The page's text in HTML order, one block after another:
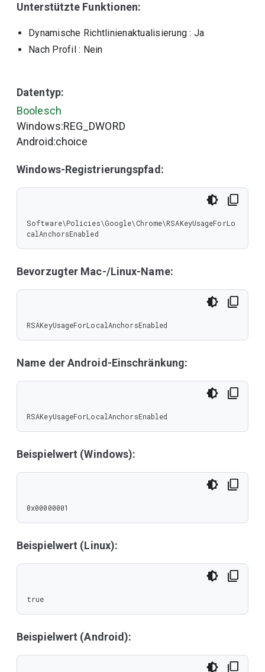
Unterstützte Funktionen:
Dynamische Richtlinienaktualisierung : Ja
Nach Profil : Nein
Datentyp:
Boolesch
Windows:REG_DWORD
Android:choice
Windows-Registrierungspfad:
Software\Policies\Google\Chrome\RSAKeyUsageForLo
calAnchorsEnabled
Bevorzugter Mac-/Linux-Name:
RSAKeyUsageForLocalAnchorsEnabled
Name der Android-Einschränkung:
RSAKeyUsageForLocalAnchorsEnabled
Beispielwert (Windows):
0x00000001
Beispielwert (Linux):
true
Beispielwert (Android):